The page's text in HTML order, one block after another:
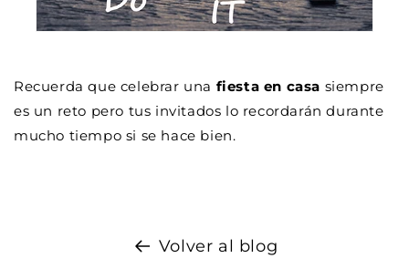
Recuerda que celebrar una fiesta en casa siempre
es un reto pero tus invitados lo recordarán durante
mucho tiempo si se hace bien.
Volver al blog